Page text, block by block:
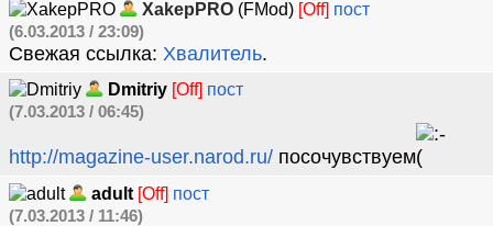
XakepPRO (FMod) [Off] пост
(6.03.2013 / 23:09)
Свежая ссылка: Хвалитель.
Dmitriy [Off] пост
(7.03.2013 / 06:45)
http://magazine-user.narod.ru/ посочувствуем
adult [Off] пост
(7.03.2013 / 11:46)